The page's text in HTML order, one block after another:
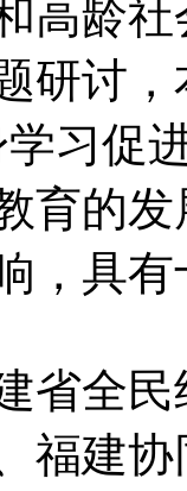
高龄
研讨
习促
育的
，具
全民
福建